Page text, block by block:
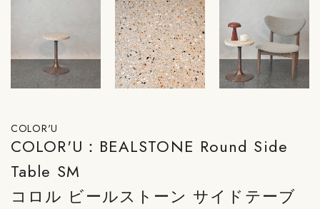
COLOR'U
COLOR'U：BEALSTONE Round Side
Table SM
コロル ビールストーン サイドテーブ